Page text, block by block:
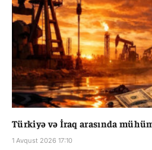
Türkiyə və İraq arasında
1 Avqust 2026 17:10